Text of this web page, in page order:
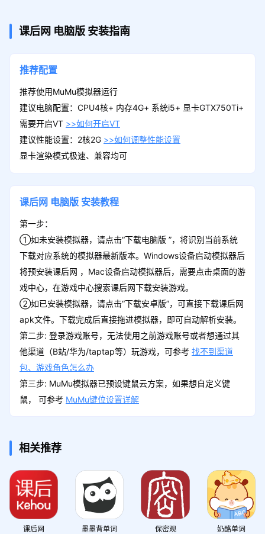
课后网 电脑版 安装指南
推荐配置
推荐使用MuMu模拟器运行
建议电脑配置：CPU4核+ 内存4G+ 系统i5+ 显卡GTX750Ti+
需要开启VT >>如何开启VT
建议性能设置：2核2G >>如何调整性能设置
显卡渲染模式极速、兼容均可
课后网 电脑版 安装教程
第一步：
①如未安装模拟器，请点击“下载电脑版 ”，将识别当前系统
下载对应系统的模拟器最新版本。Windows设备启动模拟器后
将预安装课后网 ，Mac设备启动模拟器后，需要点击桌面的游
戏中心，在游戏中心搜索课后网下载安装游戏。
②如已安装模拟器，请点击“下载安卓版”，可直接下载课后网
apk文件。下载完成后直接拖进模拟器，即可自动解析安装。
第二步: 登录游戏账号，无法使用之前游戏账号或者想通过其
他渠道（B站/华为/taptap等）玩游戏，可参考 找不到渠道
包、游戏角色怎么办
第三步: MuMu模拟器已预设键鼠云方案，如果想自定义键
鼠， 可参考 MuMu键位设置详解
相关推荐
课后网 墨墨背单词 保密观 奶酪单词